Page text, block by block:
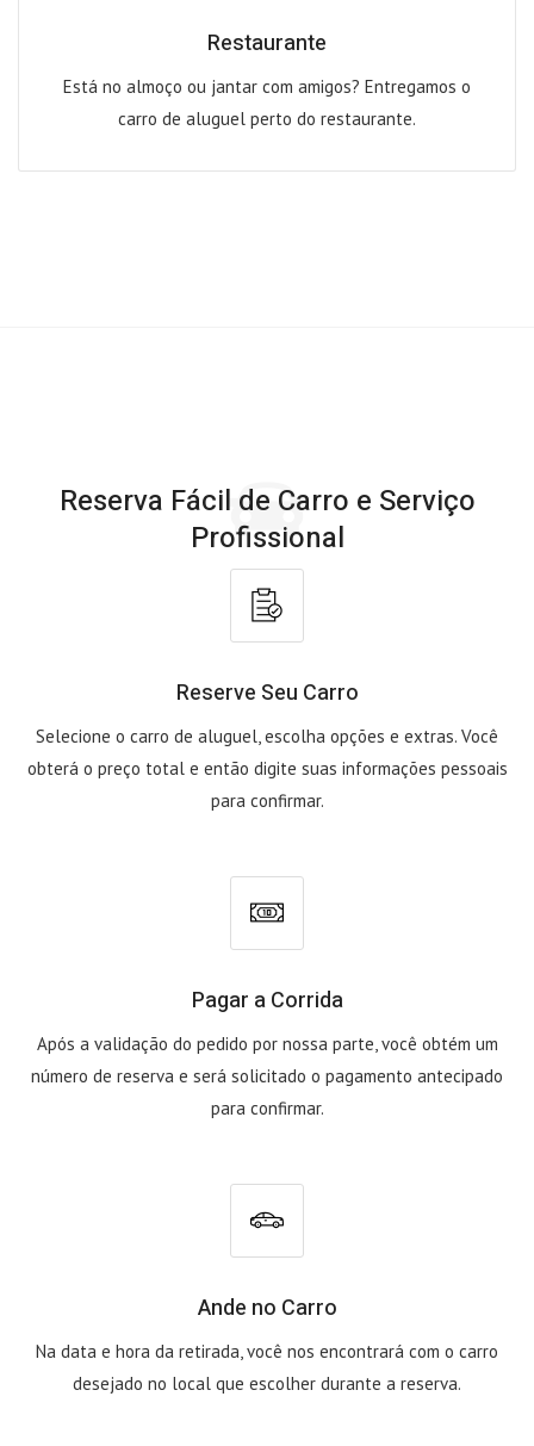
Restaurante
Está no almoço ou jantar com amigos? Entregamos o
carro de aluguel perto do restaurante.
Reserva Fácil de Carro e Serviço
Profissional
Reserve Seu Carro
Selecione o carro de aluguel, escolha opções e extras. Você
obterá o preço total e então digite suas informações pessoais
para confirmar.
Pagar a Corrida
Após a validação do pedido por nossa parte, você obtém um
número de reserva e será solicitado o pagamento antecipado
para confirmar.
Ande no Carro
Na data e hora da retirada, você nos encontrará com o carro
desejado no local que escolher durante a reserva.